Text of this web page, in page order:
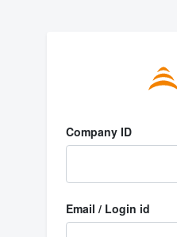
Company ID
Email / Login id